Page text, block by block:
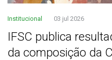
Institucional 03 jul 2026
IFSC publica
da composição da